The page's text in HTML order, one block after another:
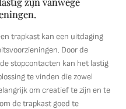
trapkast kan een uitdaging
Door de
stopcontacten kan het lastig
te vinden die zowel
om creatief te zijn en te
de trapkast goed te